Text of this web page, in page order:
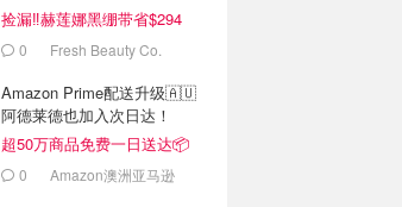
$955
捡漏‼️赫莲娜黑绷带省$294
0 Fresh Beauty Co.
Amazon Prime配送升级🇦🇺
阿德莱德也加入次日达！
超50万商品免费一日送达📦
0 Amazon澳洲亚马逊